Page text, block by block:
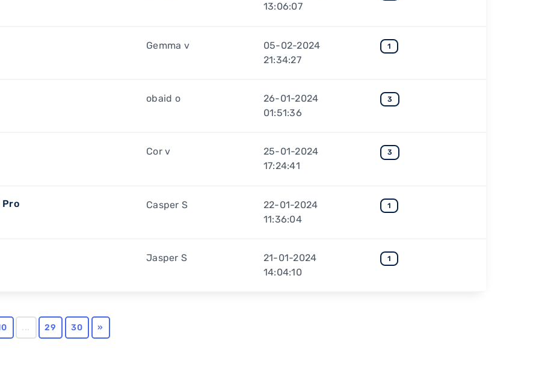
13:06:07
Gemma v
05-02-2024
21:34:27
1
obaid o
26-01-2024
01:51:36
3
Cor v
25-01-2024
17:24:41
3
Pro Casper S
22-01-2024
11:36:04
1
Jasper S
21-01-2024
14:04:10
1
... 29 30 »